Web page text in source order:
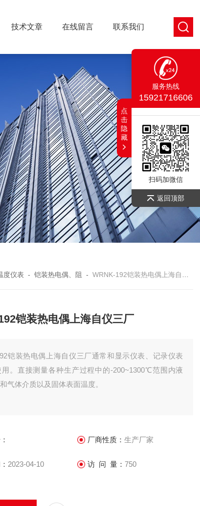
技术文章 在线留言 联系我们
度仪表 -铠装热电偶、阻 -WRNK-192铠装热电偶上海自仪三厂
铠装热电偶上海自仪三厂
铠装热电偶上海自仪三厂通常和显示仪表、记录仪表
。直接测量各种生产过程中的-200~1300℃范围内液
气体介质以及固体表面温度。
厂商性质： 生产厂家
2023-04-10 访 问 量： 750
服务热线
15921716606
扫码加微信
返回顶部
点
击
隐
藏